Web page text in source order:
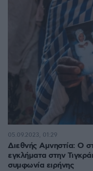
Διεθνής Αμνηστία: Ο
εγκλήματα στην
συμφωνία ειρήνης
05.09.2023, 01:29